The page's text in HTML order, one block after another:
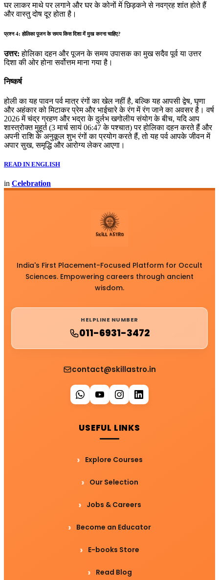
घर लाकर माथे पर लगाने और घर के कोनों में छिड़कने से नवग्रह शांत होते हैं
और वास्तु दोष दूर होता है।
प्रश्न 4: होलिका पूजन के समय किस दिशा में मुख करना चाहिए?
उत्तर: होलिका दहन और पूजन के समय उपासक का मुख सदैव पूर्व या उत्तर
दिशा की ओर होना सर्वोत्तम माना गया है।
निष्कर्ष
होली का यह पावन पर्व मात्र रंगों का खेल नहीं है, बल्कि यह आपसी द्वेष, घृणा
और अहंकार को मिटाकर प्रेम और भाईचारे के रंग में रंग जाने का अवसर है। वर्ष
2026 में चंद्र ग्रहण और भद्रा के दुर्लभ खगोलीय संयोग के बीच, यदि आप
शास्त्रोक्त मुहूर्त (3 मार्च सायं 06:47 के पश्चात) पर होलिका दहन करते हैं और
अपनी राशि के अनुकूल शुभ रंगों का प्रयोग करते हैं, तो यह पर्व आपके जीवन में
अपार सुख, समृद्धि और आरोग्य लेकर आएगा।
READ IN ENGLISH
in Celebration
India's First Placement-Focused Platform for Occult
Sciences. Empowering careers through ancient
wisdom.
HELPLINE NUMBER
011-6931-3472
contact@skillastro.in
USEFUL LINKS
Explore Courses
Our Selection
Jobs & Careers
Become an Educator
E-books Store
Read Blog